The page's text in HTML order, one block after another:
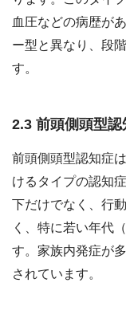
血圧などの病歴が
ー型と異なり、段
す。
2.3 前頭側頭型認
前頭側頭型認知症
けるタイプの認知
下だけでなく、行
く、特に若い年代
す。家族内発症が
されています。